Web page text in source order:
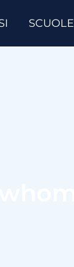
SCUOLE